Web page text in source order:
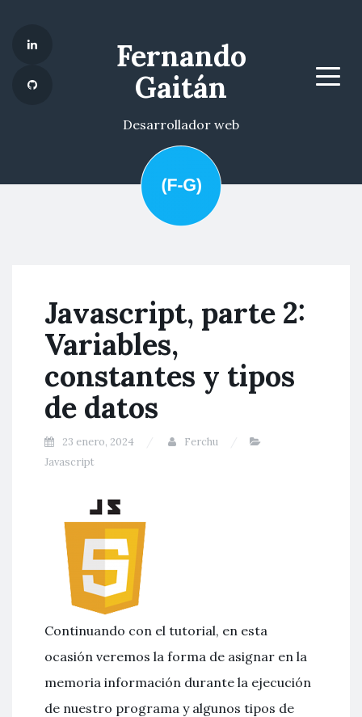
Fernando
Gaitán
Desarrollador web
Menu
Javascript, parte 2:
Variables,
constantes y tipos
de datos
23 enero, 2024
Ferchu
Javascript
Continuando con el tutorial, en esta
ocasión veremos la forma de asignar en la
memoria información durante la ejecución
de nuestro programa y algunos tipos de